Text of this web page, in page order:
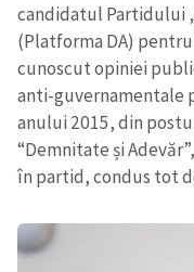
candidatul Partidului
(Platforma DA)
cunoscut opiniei
anti-guvernamentale
anului 2015, din
“Demnitate și
în partid, condus tot